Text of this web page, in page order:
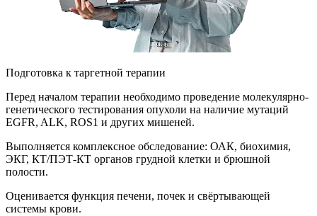
Подготовка к таргетной терапии
Перед началом терапии необходимо проведение молекулярно-
генетического тестирования опухоли на наличие мутаций
EGFR, ALK, ROS1 и других мишеней.
Выполняется комплексное обследование: ОАК, биохимия,
ЭКГ, КТ/ПЭТ-КТ органов грудной клетки и брюшной
полости.
Оценивается функция печени, почек и свёртывающей
системы крови.